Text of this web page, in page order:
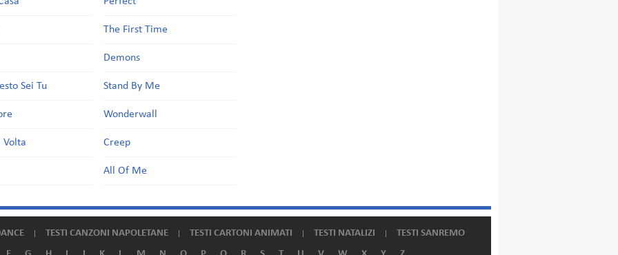
Sei Tu
Volta
The First Time
Demons
Stand By Me
Wonderwall
Creep
All Of Me
TESTI CANZONI NAPOLETANE TESTI CARTONI ANIMATI TESTI NATALIZI
TESTI SANREMO